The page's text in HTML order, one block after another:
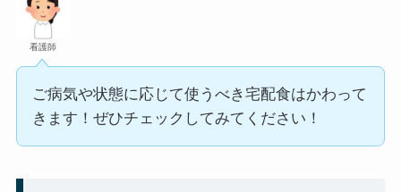
看護師
ご病気や状態に応じて使うべき宅配食はかわって
きます！ぜひチェックしてみてください！